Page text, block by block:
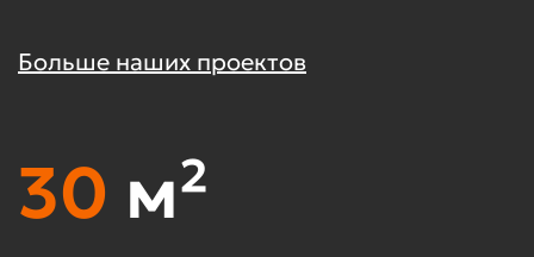
Больше наших проектов
30 м²